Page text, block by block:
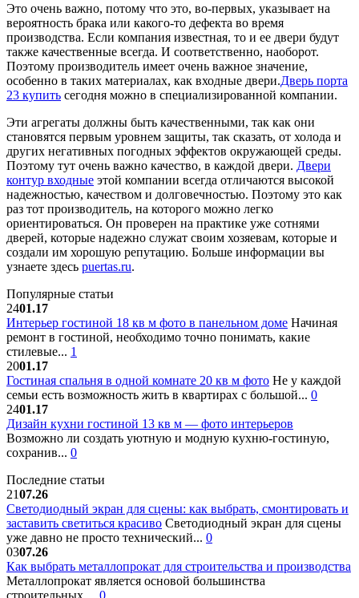
Это очень важно, потому что это, во-первых, указывает на
вероятность брака или какого-то дефекта во время
производства. Если компания известная, то и ее двери будут
также качественные всегда. И соответственно, наоборот.
Поэтому производитель имеет очень важное значение,
особенно в таких материалах, как входные двери.Дверь порта
23 купить сегодня можно в специализированной компании.
Эти агрегаты должны быть качественными, так как они
становятся первым уровнем защиты, так сказать, от холода и
других негативных погодных эффектов окружающей среды.
Поэтому тут очень важно качество, в каждой двери. Двери
контур входные этой компании всегда отличаются высокой
надежностью, качеством и долговечностью. Поэтому это как
раз тот производитель, на которого можно легко
ориентироваться. Он проверен на практике уже сотнями
дверей, которые надежно служат своим хозяевам, которые и
создали им хорошую репутацию. Больше информации вы
узнаете здесь puertas.ru.
Популярные статьи
2401.17
Интерьер гостиной 18 кв м фото в панельном доме Начиная
ремонт в гостиной, необходимо точно понимать, какие
стилевые... 1
2001.17
Гостиная спальня в одной комнате 20 кв м фото Не у каждой
семьи есть возможность жить в квартирах с большой... 0
2401.17
Дизайн кухни гостиной 13 кв м — фото интерьеров
Возможно ли создать уютную и модную кухню-гостиную,
сохранив... 0
Последние статьи
2107.26
Светодиодный экран для сцены: как выбрать, смонтировать и
заставить светиться красиво Светодиодный экран для сцены
уже давно не просто технический... 0
0307.26
Как выбрать металлопрокат для строительства и производства
Металлопрокат является основой большинства
строительных,... 0